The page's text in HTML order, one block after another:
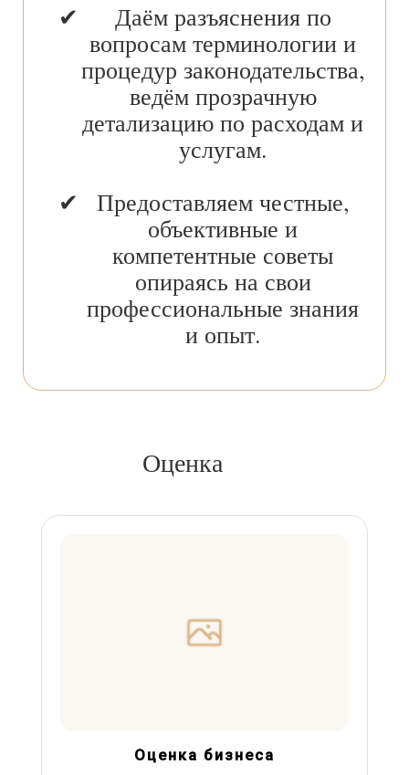
Даём разъяснения по
вопросам терминологии и
процедур законодательства,
ведём прозрачную
детализацию по расходам и
услугам.
Предоставляем честные,
объективные и
компетентные советы
опираясь на свои
профессиональные знания
и опыт.
Оценка
Оценка бизнеса